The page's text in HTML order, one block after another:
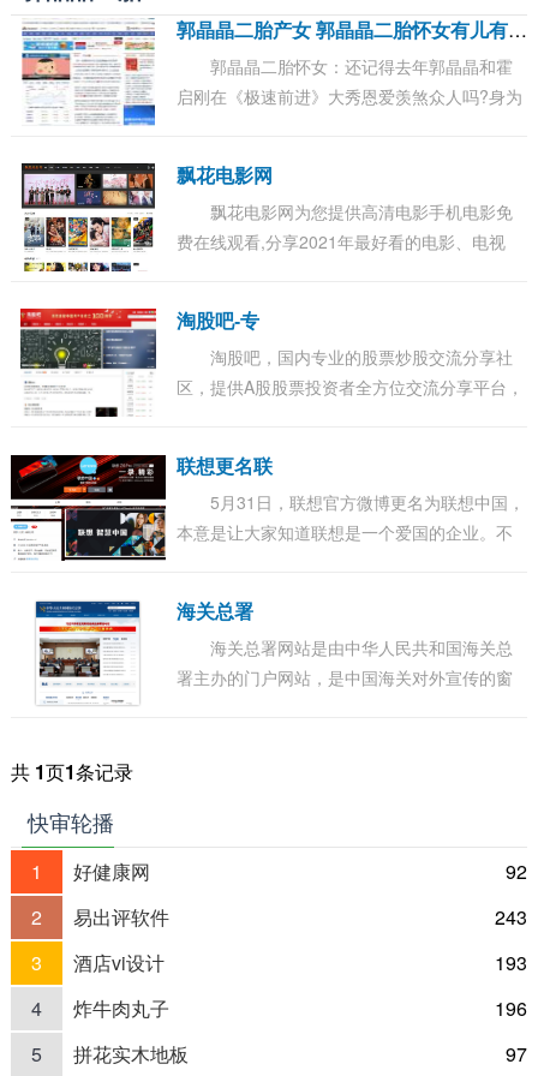
郭
晶晶二胎产女 郭晶晶二胎怀女有儿有女凑成好字
郭晶晶二胎怀女：还记得去年郭晶晶和霍
启刚在《极速前进》大秀恩爱羡煞众人吗?身为
的...
飘花电影网
飘花电影网为您提供高清电影手机电影免
费在线观看,分享2021年最好看的电影、电视
淘股吧-专
淘股吧，国内专业的股票炒股交流分享社
区，提供A股股票投资者全方位交流分享平台，
股...
联想更名联
5月31日，联想官方微博更名为联想中国，
本意是让大家知道联想是一个爱国的企业。不
家...
海关总署
海关总署网站是由中华人民共和国海关总
署主办的门户网站，是中国海关对外宣传的窗
共 1页1条记录
快审轮播
1 好健康网
92
2
易出评软件
243
3
酒店vi设计
193
4
炸牛肉丸子
196
5
拼花实木地板 97